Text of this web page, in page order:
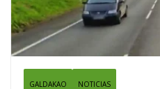
GALDAKAO NOTICIAS